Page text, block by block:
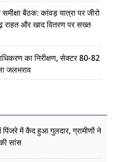
बैठक: कांवड़ यात्रा पर जीरो
राहत और खाद वितरण पर सख्त
का निरीक्षण, सेक्टर 80-82
जलभराव
पिंजरे में कैद हुआ गुलदार, ग्रामीणों ने
सांस